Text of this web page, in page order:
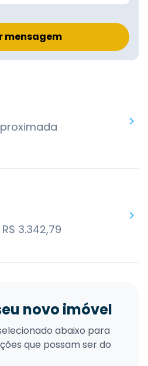
mensagem
3.342,79
novo imóvel
abaixo para
que possam ser do